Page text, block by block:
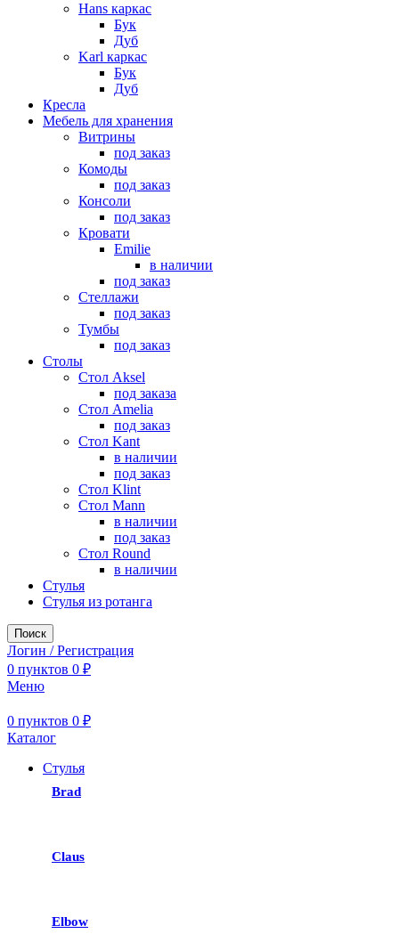
Hans каркас
Бук
Дуб
Karl каркас
Бук
Дуб
Кресла
Мебель для хранения
Витрины
под заказ
Комоды
под заказ
Консоли
под заказ
Кровати
Emilie
в наличии
под заказ
Стеллажи
под заказ
Тумбы
под заказ
Столы
Стол Aksel
под заказа
Стол Amelia
под заказ
Стол Kant
в наличии
под заказ
Стол Klint
Стол Mann
в наличии
под заказ
Стол Round
в наличии
Стулья
Стулья из ротанга
Поиск
Логин / Регистрация
0 пунктов 0 ₽
Меню
0 пунктов 0 ₽
Каталог
Стулья
Brad
Claus
Elbow